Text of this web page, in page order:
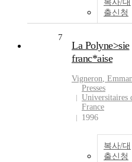
복사/대
출신청
7
La Polyne>sie
franc*aise
Vigneron,
Presses
Universitaires
France
1996
복사/대
출신청